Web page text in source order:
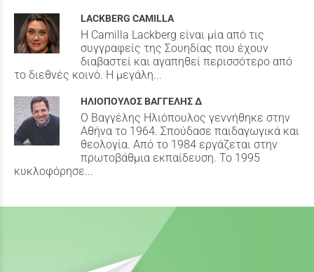
LACKBERG CAMILLA
H Camilla Lackberg είναι µία από τις
συγγραφείς της Σουηδίας που έχουν
διαβαστεί και αγαπηθεί περισσότερο από
το διεθνές κοινό. Η μεγάλη...
ΗΛΙΟΠΟΥΛΟΣ ΒΑΓΓΕΛΗΣ Δ
Ο Βαγγέλης Ηλιόπουλος γεννήθηκε στην
Αθήνα το 1964. Σπούδασε παιδαγωγικά και
θεολογία. Από το 1984 εργάζεται στην
πρωτοβάθμια εκπαίδευση. Το 1995
κυκλοφόρησε...